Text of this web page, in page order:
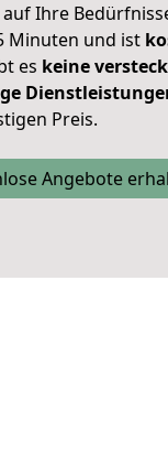
Ihre
Minuten und ist
es keine
Preis.
Angebote